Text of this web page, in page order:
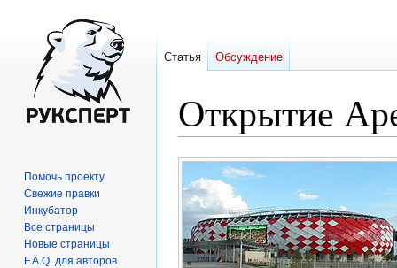
Открытие
Перейти
навигации
Перейти
поиску
Статья Обсуждение
Помочь проекту
Свежие правки
Инкубатор
Все страницы
Новые страницы
F.A.Q. для авторов